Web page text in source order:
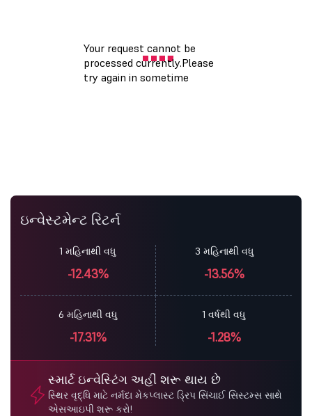
ઇન્વેસ્ટમેન્ટ રિટર્ન
1 મહિનાથી વધુ
-12.43%
3 મહિનાથી વધુ
-13.56%
6 મહિનાથી વધુ
-17.31%
1 વર્ષથી વધુ
-1.28%
સ્માર્ટ ઇન્વેસ્ટિંગ અહીં શરૂ થાય છે
સ્થિર વૃદ્ધિ માટે નર્મદા મેકપ્લાસ્ટ ડ્રિપ સિંચાઈ સિસ્ટમ્સ સાથે
એસઆઇપી શરૂ કરો!